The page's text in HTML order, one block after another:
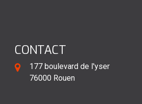
CONTACT
177 boulevard de l'yser
76000 Rouen